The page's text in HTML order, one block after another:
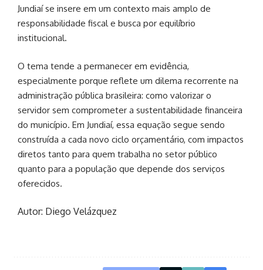
Jundiaíse insere em um contexto mais amplo de
responsabilidade fiscal e busca por equilíbrio
institucional.
O tema tende a permanecer em evidência,
especialmente porque reflete um dilema recorrente na
administração pública brasileira: como valorizar o
servidor sem comprometer a sustentabilidade financeira
do município. Em Jundiaí, essa equação segue sendo
construída a cada novo ciclo orçamentário, com impactos
diretos tanto para quem trabalha no setor público
quanto para a população que depende dos serviços
oferecidos.
Autor: Diego Velázquez